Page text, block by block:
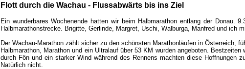
Flott durch die Wachau - Flussabwärts bis ins Ziel
Ein wunderbares Wochenende hatten wir beim Halbmarathon entlang der Donau.
Halbmarathonstrecke. Brigitte, Gerlinde, Margret, Uschi, Walburga, Manfred und ich
Der Wachau-Marathon zählt sicher zu den schönsten Marathonläufen in Österreich,
Halbmarathon, Marathon und ein Ultralauf über 53 KM wurden angeboten.
durch Fön und ein starker Wind während des Rennens machten diese
Natürlich nicht.